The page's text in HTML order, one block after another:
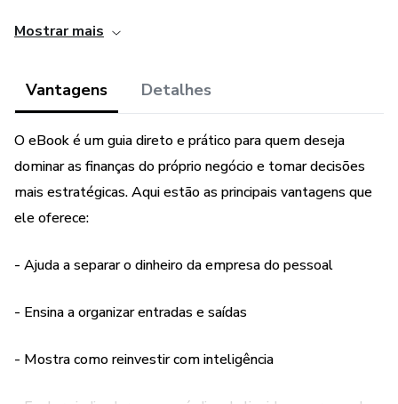
Mostrar mais
Vantagens Detalhes
O eBook é um guia direto e prático para quem deseja
dominar as finanças do próprio negócio e tomar decisões
mais estratégicas. Aqui estão as principais vantagens que
ele oferece:
- Ajuda a separar o dinheiro da empresa do pessoal
- Ensina a organizar entradas e saídas
- Mostra como reinvestir com inteligência